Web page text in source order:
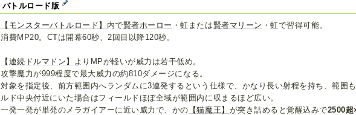
バトルロード版
【モンスターバトルロード】 内で賢者ホーロー ・虹または賢者マリーン ・虹で習得可能。
消費MP20。CTは開幕60秒、2回目以降120秒。
【連続ドルマドン】 よりMPが軽いが威力は若干低め。
攻撃魔力が999程度で最大威力の約810ダメージになる。
対象を指定後、前方範囲内へランダムに3連発するという仕様で、かなり長い射程を持ち、範囲
ルド中央付近にいた場合はフィールドほぼ全域が範囲内に収まるほど広い。
一発一発が単発のメラガイアーに近い威力で、かの 【猫魔王】 が突き詰めると覚醒込みで2500超